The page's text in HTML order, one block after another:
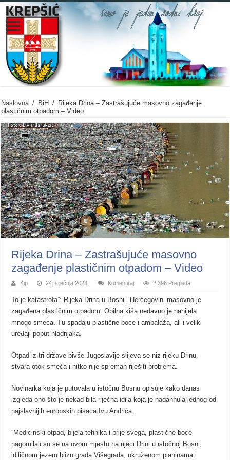
Naslovna / BiH / Rijeka Drina – Zastrašujuće masovno zagađenje
plastičnim otpadom – Video
Rijeka Drina – Zastrašujuće masovno
zagađenje plastičnim otpadom – Video
Kip 24. siječnja 2023. Komentiraj 2,396 Pregleda
To je katastrofa”: Rijeka Drina u Bosni i Hercegovini masovno je
zagađena plastičnim otpadom. Obilna kiša nedavno je nanijela
mnogo smeća. Tu spadaju plastične boce i ambalaža, ali i veliki
uređaji poput hladnjaka.
Otpad iz tri države bivše Jugoslavije slijeva se niz rijeku Drinu,
stvara otok smeća i nitko nije spreman riješiti problema.
Novinarka koja je putovala u istočnu Bosnu opisuje kako danas
izgleda ono što je nekad bila riječna idila koja je nadahnula jednog od
najslavnijih europskih pisaca Ivu Andrića.
”Medicinski otpad, bijela tehnika i prije svega, plastične boce
nagomilali su se na ovom mjestu na rijeci Drini u istočnoj Bosni,
idiličnom jezeru blizu grada Višegrada, okruženom planinama i